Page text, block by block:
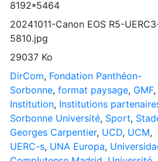
8192*5464
20241011-Canon EOS R5-
5810.jpg
29037 Ko
DirCom, Fondation Panthéon-
Sorbonne, format paysage, GMF,
Institution, Institutions
Sorbonne Université, Sport,
Georges Carpentier, UCD, UCM,
UERC-s, UNA Europa,